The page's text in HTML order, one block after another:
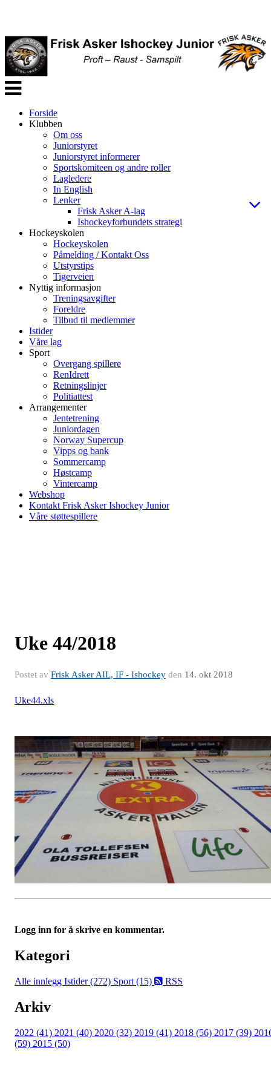
Veksle
navigasjon
Forside
Klubben
Om oss
Juniorstyret
Juniorstyret informerer
Sportskomiteen og andre roller
Lagledere
In English
Lenker
Frisk Asker A-lag
Ishockeyforbundets strategi
Hockeyskolen
Hockeyskolen
Påmelding / Kontakt Oss
Utstyrstips
Tigerveien
Nyttig informasjon
Treningsavgifter
Foreldre
Tilbud til medlemmer
Istider
Våre lag
Sport
Overgang spillere
RenIdrett
Retningslinjer
Politiattest
Arrangementer
Jentetrening
Juniordagen
Norway Supercup
Vipps og bank
Sommercamp
Høstcamp
Vintercamp
Webshop
Kontakt Frisk Asker Ishockey Junior
Våre støttespillere
Uke 44/2018
Postet av Frisk Asker AIL, IF - Ishockey den 14. okt 2018
Uke44.xls
Logg inn for å skrive en kommentar.
Kategori
Alle innlegg Istider (272) Sport (15) RSS
Arkiv
2022 (41) 2021 (40) 2020 (32) 2019 (41) 2018 (56) 2017 (39)
(59) 2015 (50)